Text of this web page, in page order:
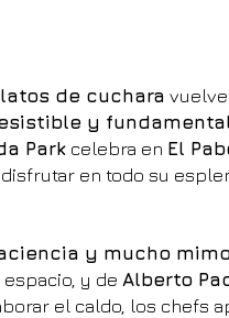
de cuchara
y
Park celebra en El
disfrutar en todo su
y mucho
y de Alberto
el caldo, los chefs